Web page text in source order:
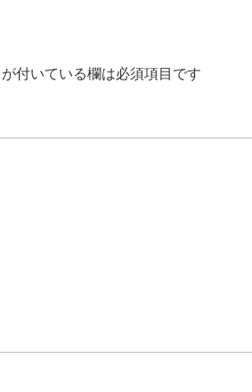
が付いている欄は必須項目です